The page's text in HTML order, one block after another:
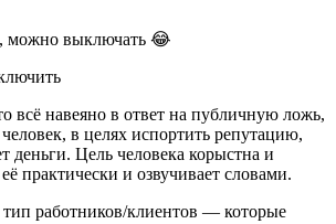
можно выключать 😂
всё навеяно в ответ на публичную ложь,
в целях испортить репутацию,
деньги. Цель человека корыстна и
практически и озвучивает словами.
работников/клиентов — которые